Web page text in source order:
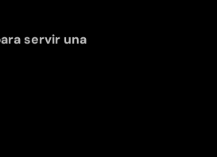
servir una